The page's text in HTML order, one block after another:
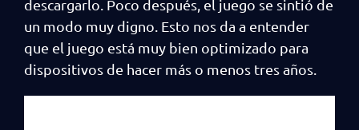
descargarlo. Poco después, el juego se sintió de
un modo muy digno. Esto nos da a entender
que el juego está muy bien optimizado para
dispositivos de hacer más o menos tres años.